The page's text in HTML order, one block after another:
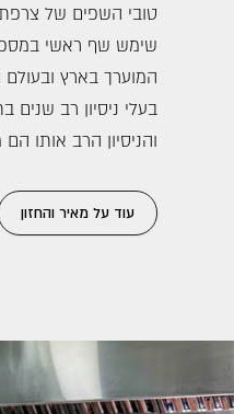
טובי השפים של צרפת
שימש שף ראשי
המוערך בארץ
בעלי ניסיון רב
והניסיון הרב אותו
עוד על מאיר והחזון